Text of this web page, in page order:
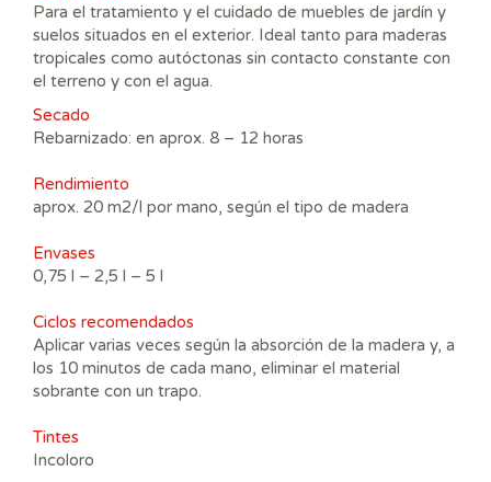
Para el tratamiento y el cuidado de muebles de jardín y
suelos situados en el exterior. Ideal tanto para maderas
tropicales como autóctonas sin contacto constante con
el terreno y con el agua.
Secado
Rebarnizado: en aprox. 8 – 12 horas
Rendimiento
aprox. 20 m2/l por mano, según el tipo de madera
Envases
0,75 l – 2,5 l – 5 l
Ciclos recomendados
Aplicar varias veces según la absorción de la madera y, a
los 10 minutos de cada mano, eliminar el material
sobrante con un trapo.
Tintes
Incoloro